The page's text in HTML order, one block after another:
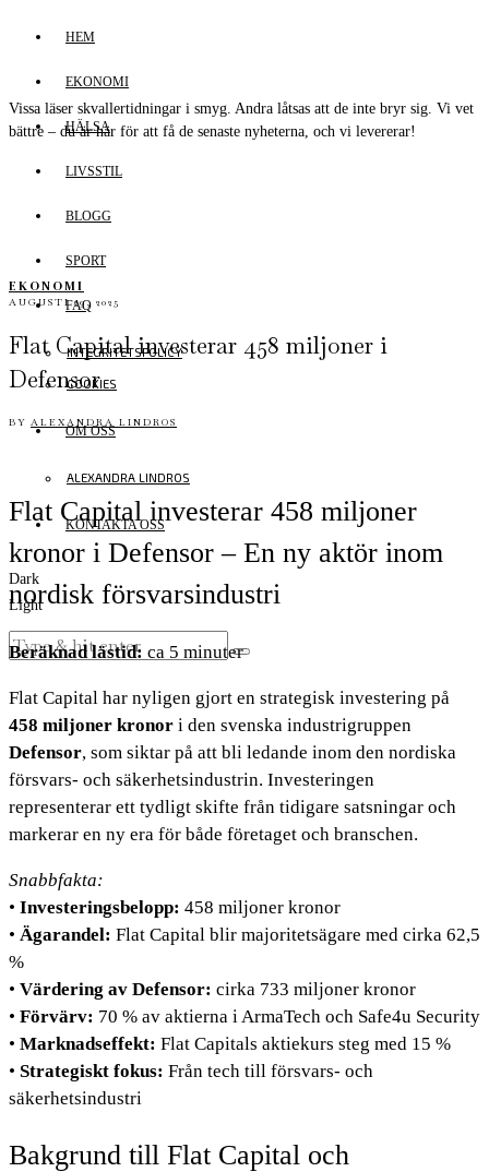
HEM
EKONOMI
HÄLSA
LIVSSTIL
BLOGG
SPORT
FAQ
INTEGRITETSPOLICY
COOKIES
OM OSS
ALEXANDRA LINDROS
KONTAKTA OSS
Dark
Light
Vissa läser skvallertidningar i smyg. Andra låtsas att de inte bryr sig. Vi vet
bättre – du är här för att få de senaste nyheterna, och vi levererar!
EKONOMI
AUGUSTI 29, 2025
Flat Capital investerar 458 miljoner i
Defensor
BY ALEXANDRA LINDROS
Flat Capital investerar 458 miljoner
kronor i Defensor – En ny aktör inom
nordisk försvarsindustri
Beräknad lästid: ca 5 minuter
Flat Capital har nyligen gjort en strategisk investering på
458 miljoner kronor i den svenska industrigruppen
Defensor, som siktar på att bli ledande inom den nordiska
försvars- och säkerhetsindustrin. Investeringen
representerar ett tydligt skifte från tidigare satsningar och
markerar en ny era för både företaget och branschen.
Snabbfakta:
• Investeringsbelopp: 458 miljoner kronor
• Ägarandel: Flat Capital blir majoritetsägare med cirka 62,5
%
• Värdering av Defensor: cirka 733 miljoner kronor
• Förvärv: 70 % av aktierna i ArmaTech och Safe4u Security
• Marknadseffekt: Flat Capitals aktiekurs steg med 15 %
• Strategiskt fokus: Från tech till försvars- och
säkerhetsindustri
Bakgrund till Flat Capital och